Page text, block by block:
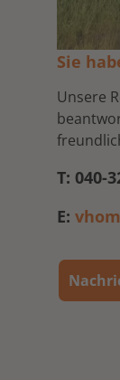
Sie
Unsere
T: 040-
E: